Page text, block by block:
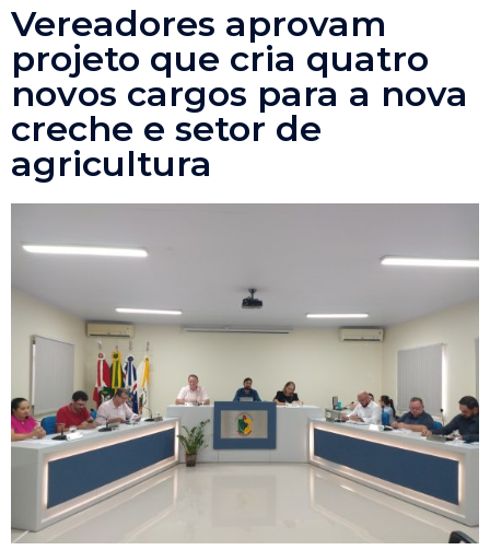
Vereadores aprovam
projeto que cria quatro
novos cargos para a nova
creche e setor de
agricultura